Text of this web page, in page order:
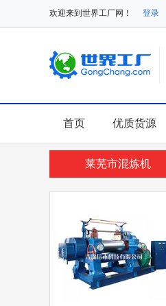
欢迎来到世界工厂网！ 登录
首页 优质货源
莱芜市混炼机